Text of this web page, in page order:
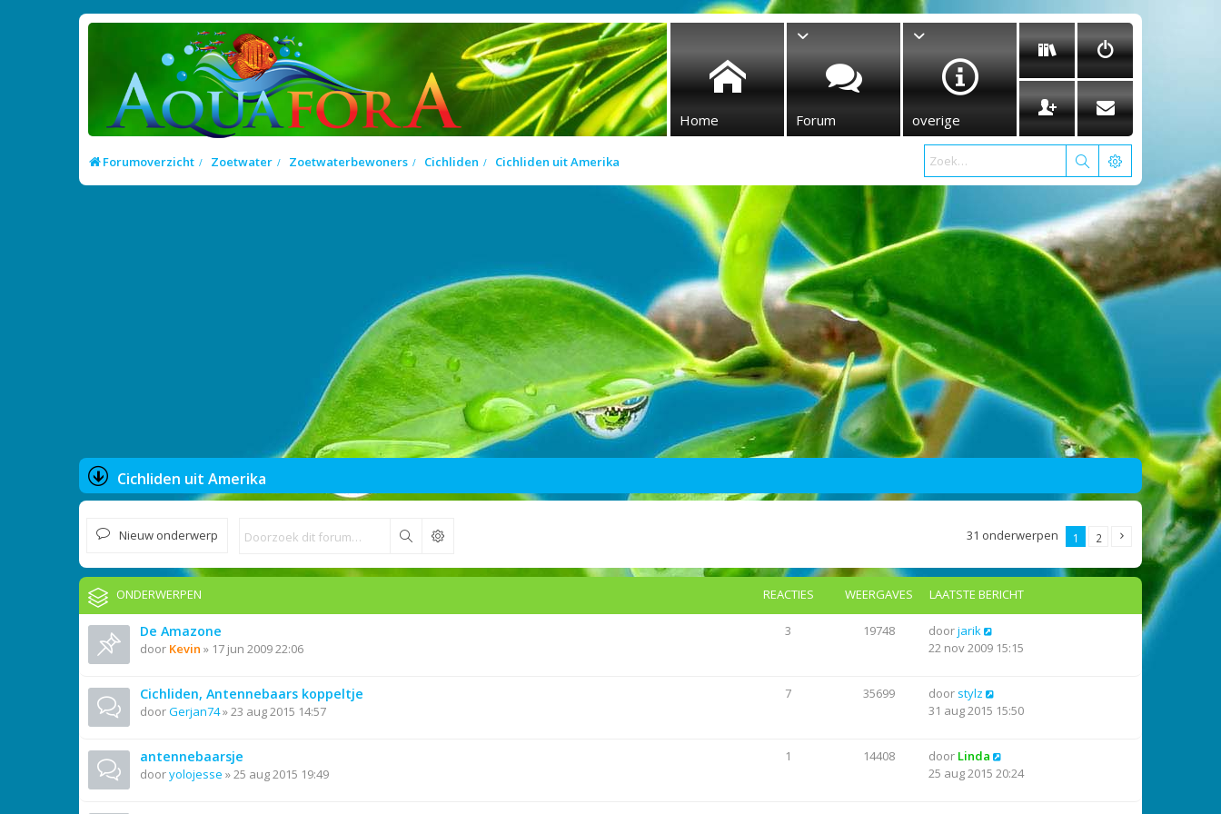
Home Forum overige
Forumoverzicht Zoetwater Zoetwaterbewoners Cichliden Cichliden uit Amerika
Cichliden uit Amerika
Nieuw onderwerp Zoek 31 onderwerpen 1 2
ONDERWERPEN REACTIES WEERGAVES LAATSTE BERICHT
De Amazone
door Kevin » 17 jun 2009 22:06
3 19748 doorjarik
22 nov 2009 15:15
Cichliden, Antennebaars koppeltje
doorGerjan74»23 aug 2015 14:57
7 35699 door stylz
31 aug 2015 15:50
antennebaarsje
dooryolojesse »25 aug 2015 19:49
1 14408 door Linda
25 aug 2015 20:24